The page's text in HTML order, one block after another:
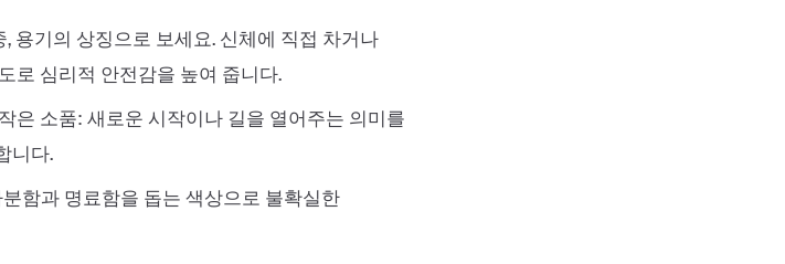
용기의 상징으로 보세요. 신체에 직접 차거나
로 심리적 안전감을 높여 줍니다.
은 소품: 새로운 시작이나 길을 열어주는 의미를
니다.
함과 명료함을 돕는 색상으로 불확실한